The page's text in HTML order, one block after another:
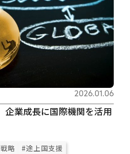
企業成長に国際機関を活用
2026.01.06
略 #途上国支援